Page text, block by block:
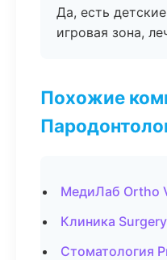
Да, есть
игровая зона,
Похожие
МедиЛаб Ortho
Клиника
Стоматология